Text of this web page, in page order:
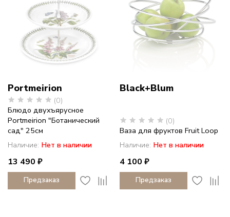
Portmeirion
(0)
Блюдо двухъярусное
Portmeirion "Ботанический
сад" 25см
Наличие: Нет в наличии
13 490 ₽
Предзаказ
Black+Blum
(0)
Ваза для фруктов Fruit Loop
Наличие: Нет в наличии
4 100 ₽
Предзаказ